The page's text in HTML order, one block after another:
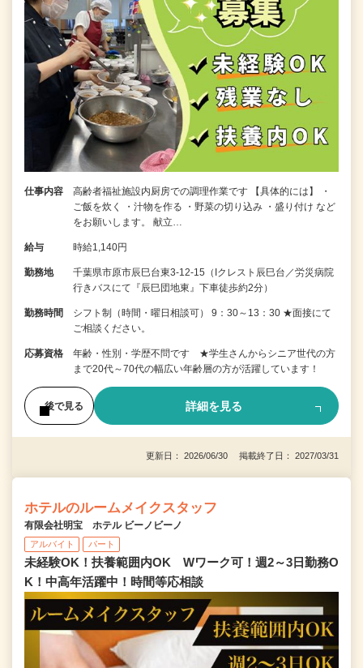
仕事内容
高齢者福祉施設内厨房での調理作業です 【具体的には】 ・
ご飯を炊く ・汁物を作る ・野菜の切り込み ・盛り付け など
をお願いします。 献立…
給与 時給1,140円
勤務地
千葉県市原市辰巳台東3-12-15（Iクレスト辰巳台／労災病院
行きバスにて『辰巳団地東』下車徒歩約2分）
勤務時間
シフト制（時間・曜日相談可） 9：30～13：30 ★面接にて
ご相談ください。
応募資格
年齢・性別・学歴不問です ★学生さんからシニア世代の方
まで20代～70代の幅広い年齢層の方が活躍しています！
後で見る 詳細を見る
更新日： 2026/06/30 掲載終了日： 2027/03/31
ホテルのルームメイクスタッフ
有限会社明宝 ホテル ビーノビーノ
アルバイト パート
未経験OK！扶養範囲内OK Wワーク可！週2～3日勤務O
K！中高年活躍中！時間等応相談